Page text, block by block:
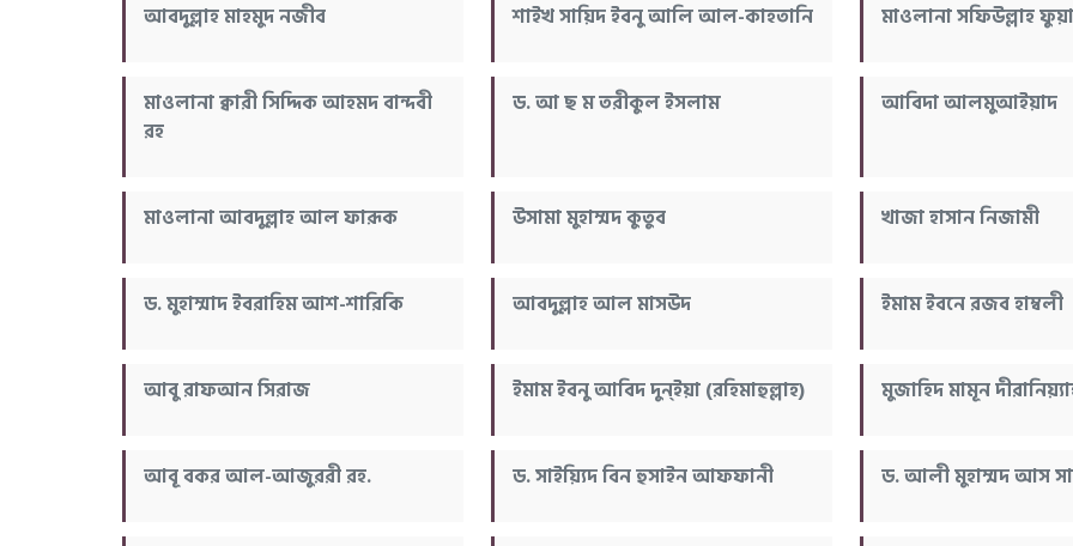
আবদুল্লাহ মাহমুদ নজীব শাইখ সায়িদ ইবনু আলি আল-কাহতানি মাওলানা সফিউল্লাহ
মাওলানা ক্বারী সিদ্দিক আহমদ বান্দবী
রহ
ড. আ ছ ম তরীকুল ইসলাম আবিদা আলমুআইয়াদ
মাওলানা আবদুল্লাহ আল ফারূক উসামা মুহাম্মদ কুতুব খাজা হাসান নিজামী
ড. মুহাম্মাদ ইবরাহিম আশ-শারিকি আবদুল্লাহ আল মাসউদ ইমাম ইবনে রজব হাম্বলী
আবু রাফআন সিরাজ ইমাম ইবনু আবিদ দুন্ইয়া (রহিমাহুল্লাহ) মুজাহিদ মামূন
আবূ বকর আল-আজুররী রহ. ড. সাইয়্যিদ বিন হুসাইন আফফানী ড. আলী মুহাম্মদ আস